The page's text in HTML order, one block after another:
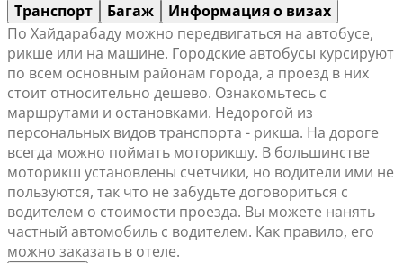
Транспорт Багаж
Информация о визах
По Хайдарабаду можно передвигаться на автобусе,
рикше или на машине. Городские автобусы курсируют
по всем основным районам города, а проезд в них
стоит относительно дешево. Ознакомьтесь с
маршрутами и остановками. Недорогой из
персональных видов транспорта - рикша. На дороге
всегда можно поймать моторикшу. В большинстве
моторикш установлены счетчики, но водители ими не
пользуются, так что не забудьте договориться с
водителем о стоимости проезда. Вы можете нанять
частный автомобиль с водителем. Как правило, его
можно заказать в отеле.